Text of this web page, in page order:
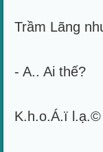
Trầm Lãng
- A.. Ai thế?
K.h.o.Á.ï